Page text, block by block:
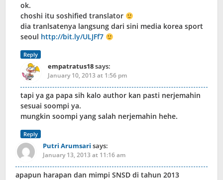
ok.
choshi itu soshified translator
dia tranlsatenya langsung dari sini media korea sport
seoul http://bit.ly/ULJFf7
Reply
empatratus18says:
January 10, 2013 at 1:56 pm
tapi ya ga papa sih kalo author kan pasti nerjemahin
sesuai soompi ya.
mungkin soompi yang salah nerjemahin hehe.
Reply
Putri Arumsari says:
January 13, 2013 at 11:16 am
apapun harapan dan mimpi SNSD di tahun 2013